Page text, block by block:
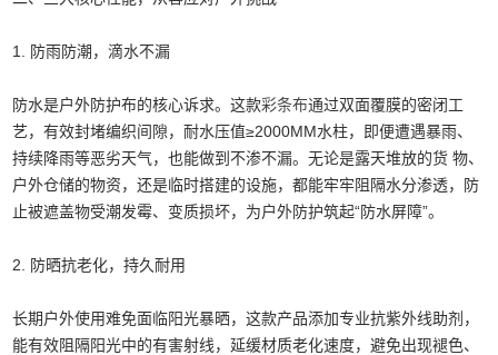
1. 防雨防潮，滴水不漏
防水是户外防护布的核心诉求。这款彩条布通过双面覆膜的密闭工
艺，有效封堵编织间隙，耐水压值≥2000MM水柱，即便遭遇暴雨、
持续降雨等恶劣天气，也能做到不渗不漏。无论是露天堆放的货 物、
户外仓储的物资，还是临时搭建的设施，都能牢牢阻隔水分渗透，防
止被遮盖物受潮发霉、变质损坏，为户外防护筑起“防水屏障”。
2. 防晒抗老化，持久耐用
长期户外使用难免面临阳光暴晒，这款产品添加专业抗紫外线助剂，
能有效阻隔阳光中的有害射线，延缓材质老化速度，避免出现褪色、